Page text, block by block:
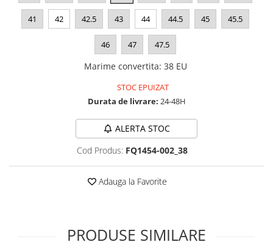
41 42 42.5 43 44 44.5 45 45.5
46 47 47.5
Marime convertita: 38 EU
STOC EPUIZAT
Durata de livrare: 24-48H
ALERTA STOC
Cod Produs: FQ1454-002_38
Adauga la Favorite
PRODUSE SIMILARE